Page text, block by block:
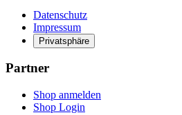
Datenschutz
Impressum
Privatsphäre
Partner
Shop anmelden
Shop Login